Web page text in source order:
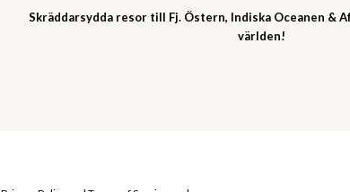
Skräddarsydda resor till Fj. Östern, Indiska Oceanen &
världen!